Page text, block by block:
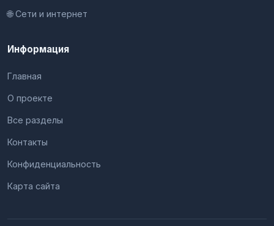
🌐 Сети и интернет
Информация
Главная
О проекте
Все разделы
Контакты
Конфиденциальность
Карта сайта